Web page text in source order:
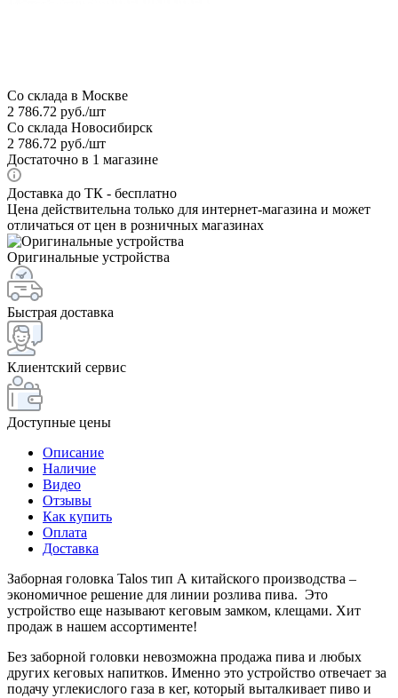
Со склада в Москве
2 786.72 руб./шт
Со склада Новосибирск
2 786.72 руб./шт
Достаточно в 1 магазине
Доставка до ТК - бесплатно
Цена действительна только для интернет-магазина и может
отличаться от цен в розничных магазинах
Оригинальные устройства
Быстрая доставка
Клиентский сервис
Доступные цены
Описание
Наличие
Видео
Отзывы
Как купить
Оплата
Доставка
Заборная головка Talos тип А китайского производства –
экономичное решение для линии розлива пива. Это
устройство еще называют кеговым замком, клещами. Хит
продаж в нашем ассортименте!
Без заборной головки невозможна продажа пива и любых
других кеговых напитков. Именно это устройство отвечает за
подачу углекислого газа в кег, который выталкивает пиво и